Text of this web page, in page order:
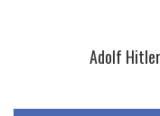
Adolf